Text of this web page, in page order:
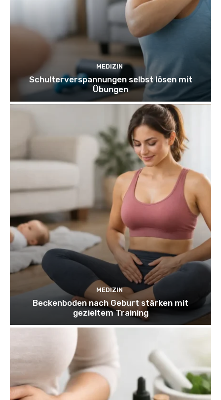
MEDIZIN
Schulterverspannungen selbst lösen mit
Übungen
MEDIZIN
Beckenboden nach Geburt stärken mit
gezieltem Training